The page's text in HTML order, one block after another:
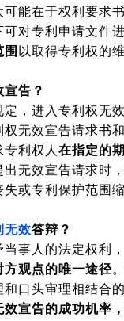
能在于权利要求
可对专利申请文件
以取得专利权的维
告？
，进入专利权无
无效宣告请求书
利权人 在指定的
无效宣告请求时，
失或专利保护范围缩
无效答辩？
事人的法定权利
方观点的唯一途径
口头审理相结合
宣告的成功机率，